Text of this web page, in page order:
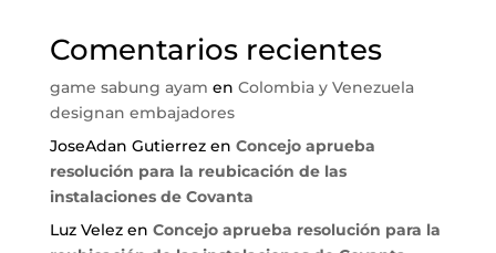
Comentarios recientes
game sabung ayam en Colombia y Venezuela
designan embajadores
JoseAdan Gutierrezen Concejo aprueba
resolución para la reubicación de las
instalaciones de Covanta
Luz Velezen Concejo aprueba resolución para la